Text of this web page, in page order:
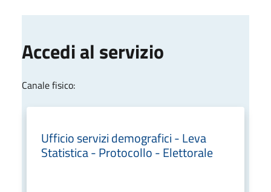
Accedi al servizio
Canale fisico:
Ufficio servizi demografici - Leva
Statistica - Protocollo - Elettorale